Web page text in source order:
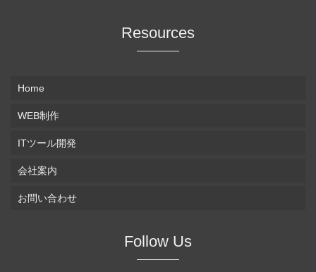
Resources
Home
WEB制作
ITツール開発
会社案内
お問い合わせ
Follow Us